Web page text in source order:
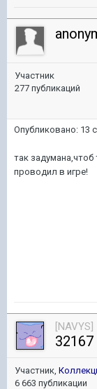
Участник
277 публикаций
Опубликовано: 13
так
проводил в игре!
[NAVYS]
32167
Участник,
6 663 публикации